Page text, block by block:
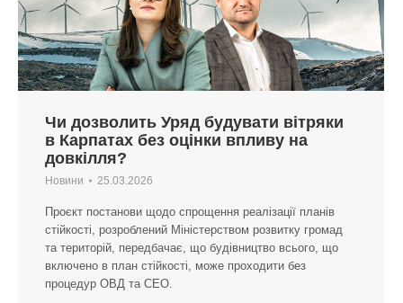
Чи дозволить Уряд будувати вітряки
в Карпатах без оцінки впливу на
довкілля?
Новини 25.03.2026
Проєкт постанови щодо спрощення реалізації планів
стійкості, розроблений Міністерством розвитку громад
та територій, передбачає, що будівництво всього, що
включено в план стійкості, може проходити без
процедур ОВД та СЕО.